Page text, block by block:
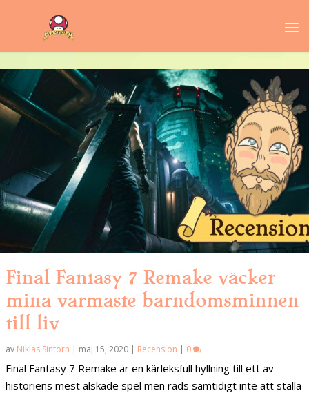
Final Fantasy 7 Remake väcker
mina varmaste barndomsminnen
till liv
av Niklas Sintorn | maj 15, 2020 | Recension | 0
Final Fantasy 7 Remake är en kärleksfull hyllning till ett av
historiens mest älskade spel men räds samtidigt inte att ställa